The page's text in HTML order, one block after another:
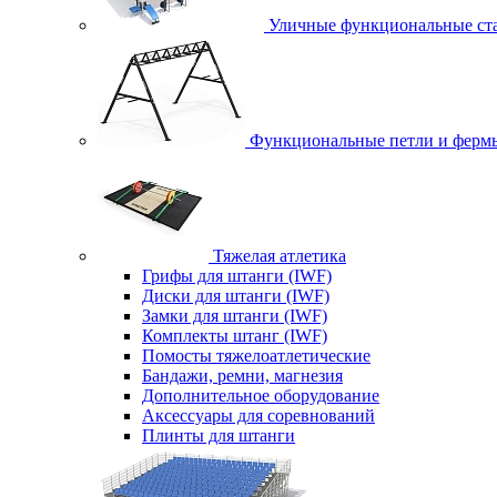
Уличные функциональные
Функциональные петли и
Тяжелая атлетика
Грифы для штанги (IWF)
Диски для штанги (IWF)
Замки для штанги (IWF)
Комплекты штанг (IWF)
Помосты тяжелоатлетические
Бандажи, ремни, магнезия
Дополнительное оборудование
Аксессуары для соревнований
Плинты для штанги